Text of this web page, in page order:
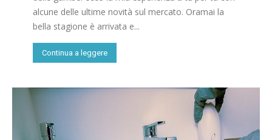
alcune delle ultime novità sul mercato. Oramai la
bella stagione è arrivata e...
Continua a leggere